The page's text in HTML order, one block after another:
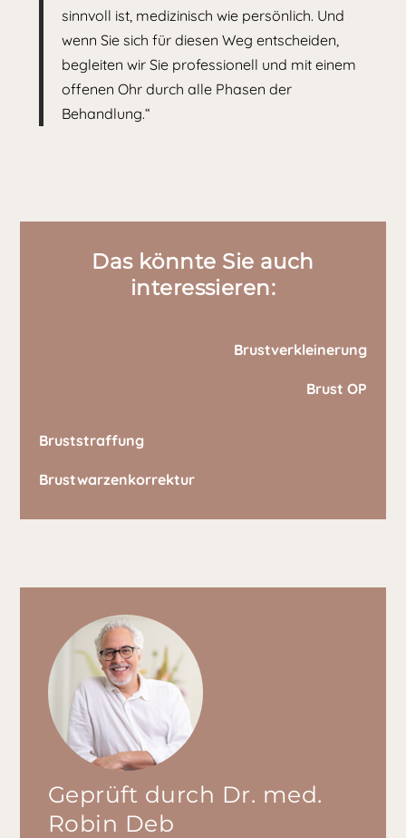
sinnvoll ist, medizinisch wie persönlich. Und
wenn Sie sich für diesen Weg entscheiden,
begleiten wir Sie professionell und mit einem
offenen Ohr durch alle Phasen der
Behandlung.“
Das könnte Sie auch
interessieren:
Brustverkleinerung
Brust OP
Bruststraffung
Brustwarzenkorrektur
Geprüft durch Dr. med.
Robin Deb